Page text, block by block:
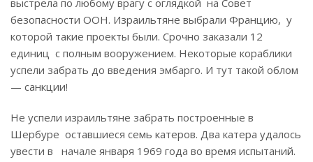
выстрела по любому врагу с оглядкой на Совет
безопасности ООН. Израильтяне выбрали Францию, у
которой такие проекты были. Срочно заказали 12
единиц с полным вооружением. Некоторые кораблики
успели забрать до введения эмбарго. И тут такой облом
— санкции!
Не успели израильтяне забрать построенные в
Шербуре оставшиеся семь катеров. Два катера удалось
увести в начале января 1969 года во время испытаний.